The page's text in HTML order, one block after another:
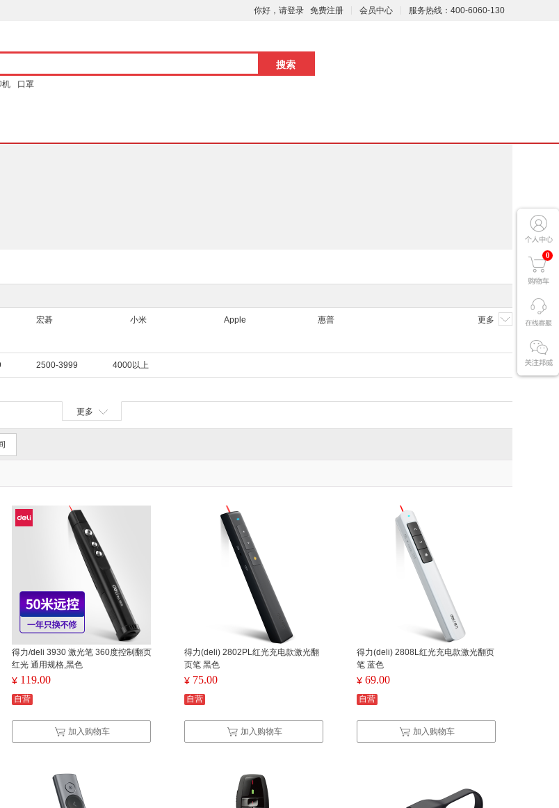
你好，请登录 免费注册 会员中心 服务热线：400-6060-130
机 口罩
0
宏碁 小米 Apple 惠普 更多
2500-3999 4000以上
更多
得力/deli 3930 激光笔 360度控制翻页
红光 通用规格,黑色
¥ 119.00
自营
加入购物车
得力(deli) 2802PL红光充电款激光翻
页笔 黑色
¥ 75.00
自营
加入购物车
得力(deli) 2808L红光充电款激光翻页
笔 蓝色
¥ 69.00
自营
加入购物车